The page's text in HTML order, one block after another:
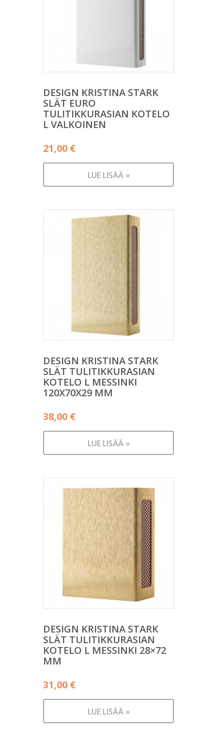
DESIGN KRISTINA STARK
SLÄT EURO
TULITIKKURASIAN KOTELO
L VALKOINEN
21,00 €
LUE LISÄÄ »
DESIGN KRISTINA STARK
SLÄT TULITIKKURASIAN
KOTELO L MESSINKI
120X70X29 MM
38,00 €
LUE LISÄÄ »
DESIGN KRISTINA STARK
SLÄT TULITIKKURASIAN
KOTELO L MESSINKI 28×72
MM
31,00 €
LUE LISÄÄ »